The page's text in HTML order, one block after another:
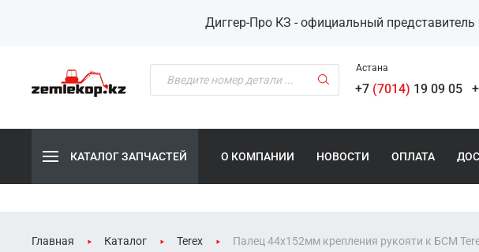
Диггер-Про КЗ - официальный представитель
Астана
+7 (7014) 19 09 05
КАТАЛОГ ЗАПЧАСТЕЙ О КОМПАНИИ НОВОСТИ ОПЛАТА
Главная Каталог Terex Палец 44x152мм крепления рукояти к БСМ